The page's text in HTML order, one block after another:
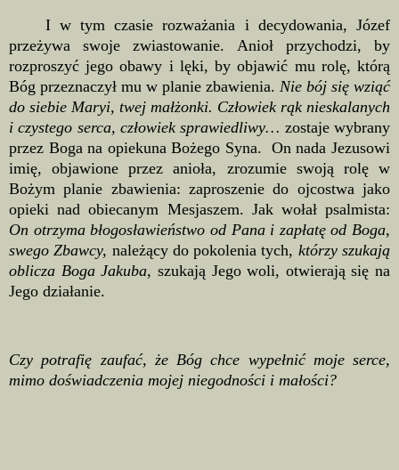
I w tym czasie rozważania i decydowania, Józef
przeżywa swoje zwiastowanie. Anioł przychodzi, by
rozproszyć jego obawy i lęki, by objawić mu rolę, którą
Bóg przeznaczył mu w planie zbawienia. Nie bój się wziąć
do siebie Maryi, twej małżonki. Człowiek rąk nieskalanych
i czystego serca, człowiek sprawiedliwy… zostaje wybrany
przez Boga na opiekuna Bożego Syna. On nada Jezusowi
imię, objawione przez anioła, zrozumie swoją rolę w
Bożym planie zbawienia: zaproszenie do ojcostwa jako
opieki nad obiecanym Mesjaszem. Jak wołał psalmista:
On otrzyma błogosławieństwo od Pana i zapłatę od Boga,
swego Zbawcy, należący do pokolenia tych, którzy szukają
oblicza Boga Jakuba, szukają Jego woli, otwierają się na
Jego działanie.
Czy potrafię zaufać, że Bóg chce wypełnić moje serce,
mimo doświadczenia mojej niegodności i małości?